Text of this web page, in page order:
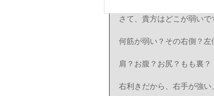
さて、貴方はどこが弱いで
何筋が弱い？その右側？左
肩？お腹？お尻？もも裏？
右利きだから、右手が強い